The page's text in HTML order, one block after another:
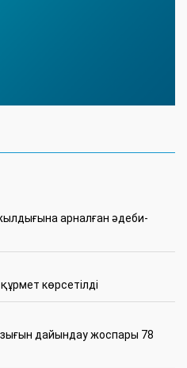
арналған әдеби-
көрсетілді
дайындау жоспары 78